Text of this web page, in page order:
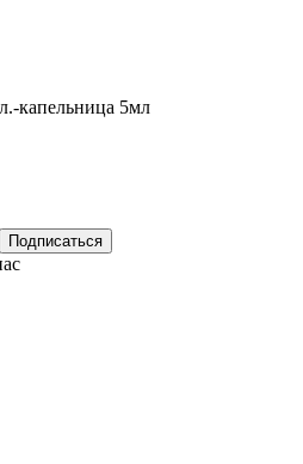
капельница 5мл